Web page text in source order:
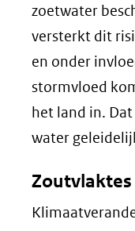
zoetwater
versterkt dit
en onder
stormvloed
het land in.
water